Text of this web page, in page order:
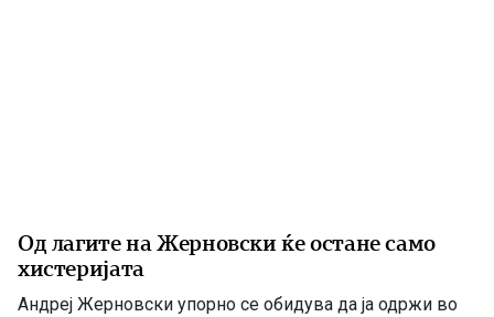
Од лагите на Жерновски ќе остане само
хистеријата
Андреј Жерновски упорно се обидува да ја одржи во